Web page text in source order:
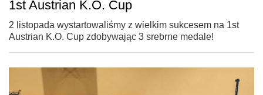
1st Austrian K.O. Cup
2 listopada wystartowaliśmy z wielkim sukcesem na 1st
Austrian K.O. Cup zdobywając 3 srebrne medale!